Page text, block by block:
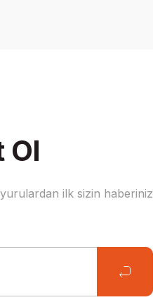
Ol
ilk sizin haberiniz